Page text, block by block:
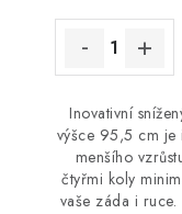
Inovativní
výšce 95,5 cm je
menšího
čtyřmi koly
vaše záda i ruce.